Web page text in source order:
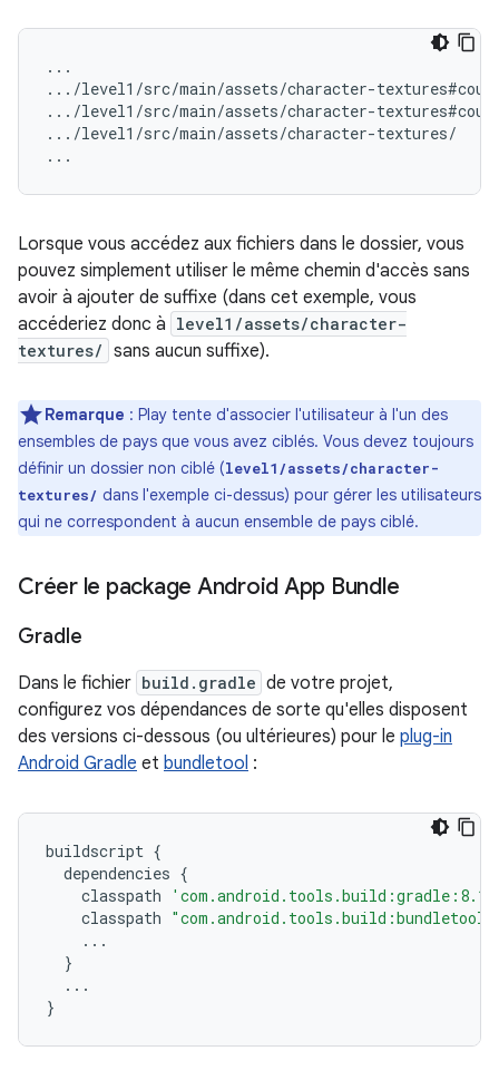
...
.../level1/src/main/assets/character-
.../level1/src/main/assets/character-
.../level1/src/main/assets/character-textures/
Lorsque vous accédez aux fichiers dans le dossier, vous
pouvez simplement utiliser le même chemin d'accès sans
avoir à ajouter de suffixe (dans cet exemple, vous
accéderiez donc à level1/assets/character-
textures/ sans aucun suffixe).
Remarque : Play tente d'associer l'utilisateur à l'un des
ensembles de pays que vous avez ciblés. Vous devez toujours
définir un dossier non ciblé (level1/assets/character-
textures/ dans l'exemple ci-dessus) pour gérer les utilisateurs
qui ne correspondent à aucun ensemble de pays ciblé.
Créer le package Android App Bundle
Gradle
Dans le fichier build.gradle de votre projet,
configurez vos dépendances de sorte qu'elles disposent
des versions ci-dessous (ou ultérieures) pour le plug-in
Android Gradle et bundletool :
buildscript {
dependencies {
classpath
classpath
...
}
...
}